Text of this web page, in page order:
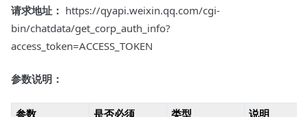
请求地址： https://qyapi.weixin.qq.com/cgi-
bin/chatdata/get_corp_auth_info?
access_token=ACCESS_TOKEN
参数说明：
参数 是否必须 类型
说明